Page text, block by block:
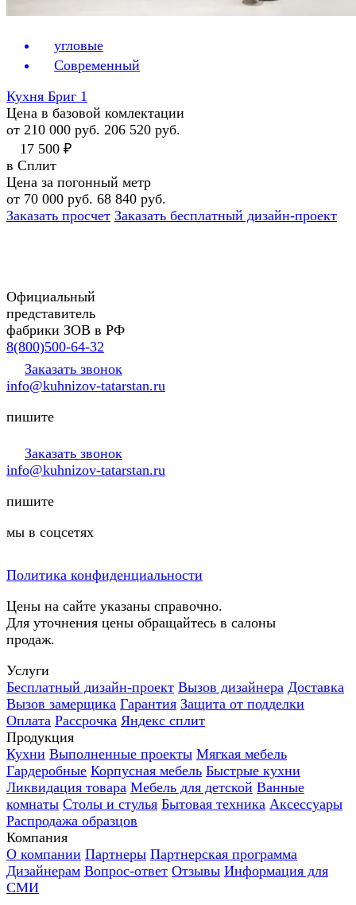
угловые
Современный
Кухня Бриг 1
Цена в базовой комлектации
от 210 000 руб. 206 520 руб.
17 500 ₽
в Сплит
Цена за погонный метр
от 70 000 руб. 68 840 руб.
Заказать просчет Заказать бесплатный дизайн-проект
Официальный
представитель
фабрики ЗОВ в РФ
8(800)500-64-32
Заказать звонок
info@kuhnizov-tatarstan.ru
пишите
Заказать звонок
info@kuhnizov-tatarstan.ru
пишите
мы в соцсетях
Политика конфиденциальности
Цены на сайте указаны справочно.
Для уточнения цены обращайтесь в салоны
продаж.
Услуги
Бесплатный дизайн-проект Вызов дизайнера Доставка
Вызов замерщика Гарантия Защита от подделки
Оплата Рассрочка Яндекс сплит
Продукция
Кухни Выполненные проекты Мягкая мебель
Гардеробные Корпусная мебель Быстрые кухни
Ликвидация товара Мебель для детской Ванные
комнаты Столы и стулья Бытовая техника Аксессуары
Распродажа образцов
Компания
О компании Партнеры Партнерская программа
Дизайнерам Вопрос-ответ Отзывы Информация для
СМИ